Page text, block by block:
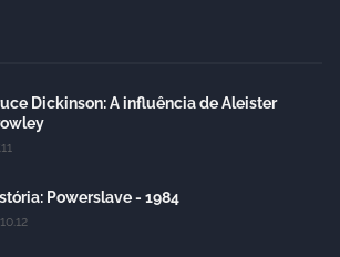
Dickinson: A influência de Aleister
Powerslave - 1984